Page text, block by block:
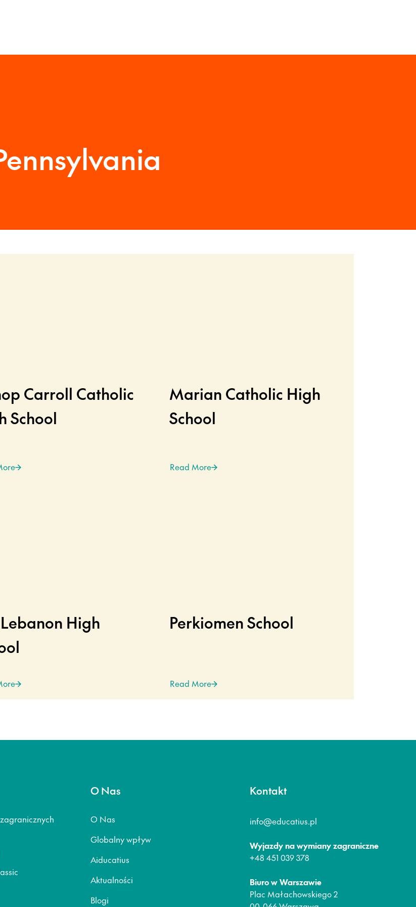
Carroll Catholic
School
Marian Catholic High
School
Read More
High
Perkiomen School
Read More
O Nas
O Nas
Globalny wpływ
Aiducatius
Aktualności
Blogi
Kontakt
info@educatius.pl
Wyjazdy na wymiany zagraniczne
+48 451 039 378
Biuro w Warszawie
Plac Małachowskiego 2